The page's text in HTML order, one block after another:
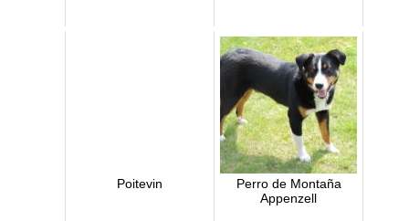
Poitevin
Perro de Montaña
Appenzell